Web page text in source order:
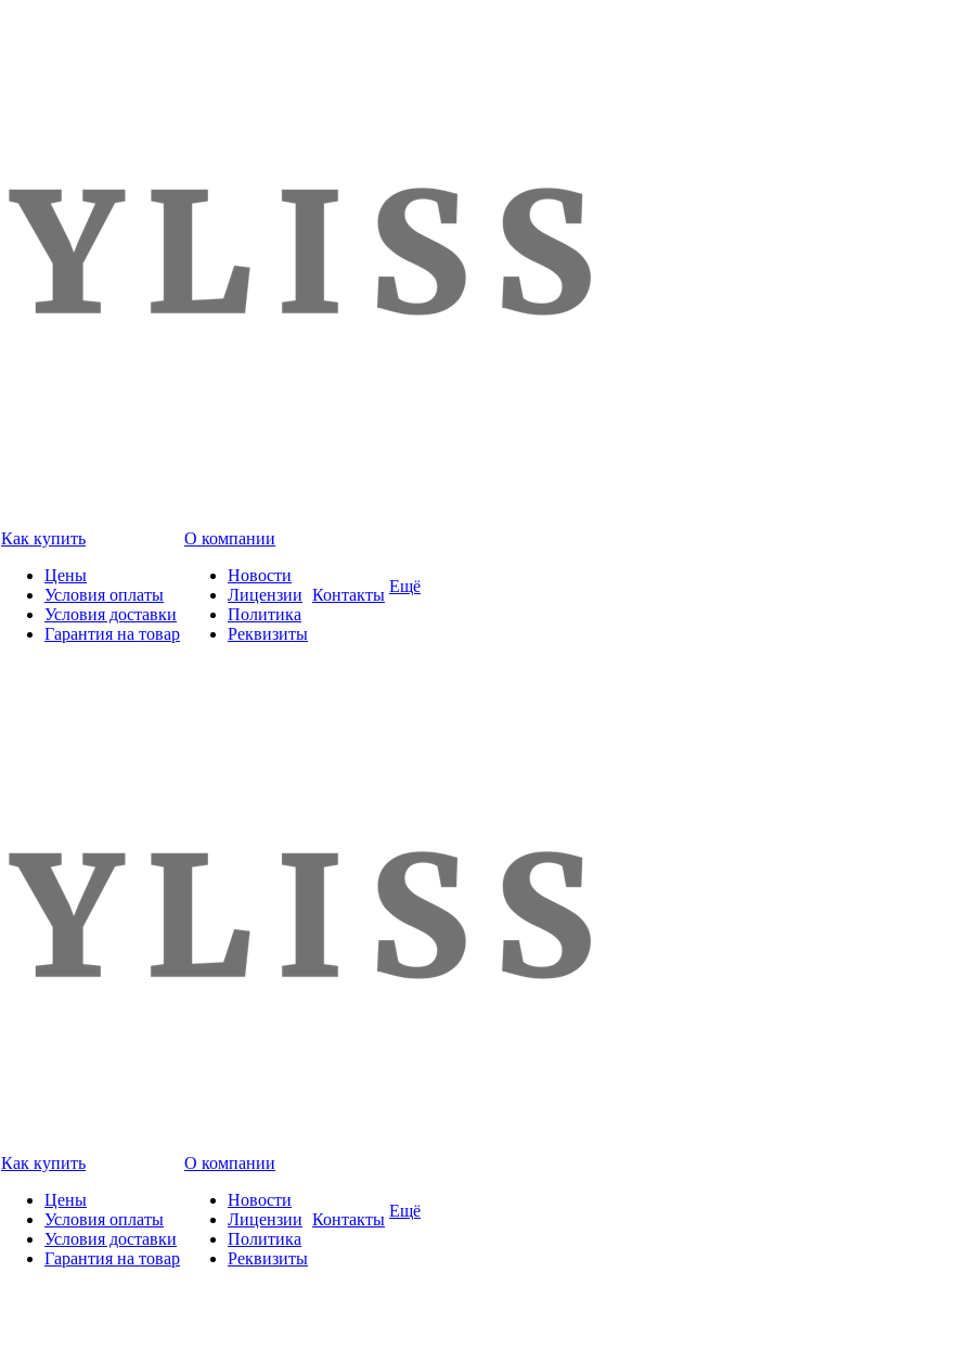
Как купить
Цены
Условия оплаты
Условия доставки
Гарантия на товар
О компании
Новости
Лицензии
Политика
Реквизиты
Контакты Ещё
Как купить
Цены
Условия оплаты
Условия доставки
Гарантия на товар
О компании
Новости
Лицензии
Политика
Реквизиты
Контакты Ещё